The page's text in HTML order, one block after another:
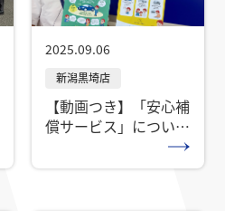
2025.09.06
【動画つき】「安心補
償サービス」について